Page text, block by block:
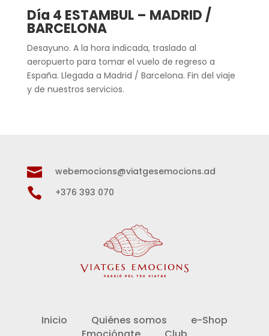
Día 4 ESTAMBUL – MADRID /
BARCELONA
Desayuno. A la hora indicada, traslado al
aeropuerto para tomar el vuelo de regreso a
España. Llegada a Madrid / Barcelona. Fin del viaje
y de nuestros servicios.
 webemocions@viatgesemocions.ad
 +376 393 070
Inicio Quiénes somos
e-Shop